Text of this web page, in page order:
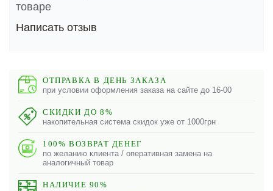
товаре
Написать отзыв
ОТПРАВКА В ДЕНЬ ЗАКАЗА
при условии оформления заказа на сайте до 16-00
СКИДКИ ДО 8%
накопительная система скидок уже от 1000грн
100% ВОЗВРАТ ДЕНЕГ
по желанию клиента / оперативная замена на
аналогичный товар
НАЛИЧИЕ 90%